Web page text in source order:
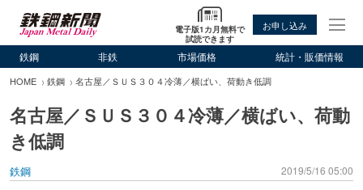
電子版1カ月無料で
試読できます
お申し込み
鉄鋼 非鉄 市場価格 統計・販価情報
HOME 鉄鋼 名古屋／ＳＵＳ３０４冷薄／横ばい、荷動き低調
名古屋／ＳＵＳ３０４冷薄／横ばい、荷動
き低調
鉄鋼 2019/5/16 05:00